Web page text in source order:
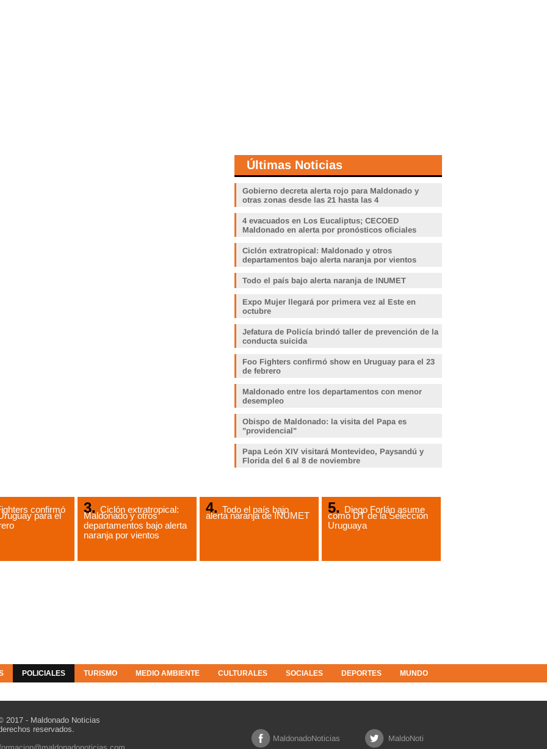
Últimas Noticias
Gobierno decreta alerta rojo para Maldonado y
otras zonas desde las 21 hasta las 4
4 evacuados en Los Eucaliptus; CECOED
Maldonado en alerta por pronósticos oficiales
Ciclón extratropical: Maldonado y otros
departamentos bajo alerta naranja por vientos
Todo el país bajo alerta naranja de INUMET
Expo Mujer llegará por primera vez al Este en
octubre
Jefatura de Policía brindó taller de prevención de la
conducta suicida
Foo Fighters confirmó show en Uruguay para el 23
de febrero
Maldonado entre los departamentos con menor
desempleo
Obispo de Maldonado: la visita del Papa es
"providencial"
Papa León XIV visitará Montevideo, Paysandú y
Florida del 6 al 8 de noviembre
confirmó
para el
Ciclón extratropical:
Maldonado y otros
departamentos bajo alerta
naranja por vientos
Todo el país bajo
alerta naranja de INUMET
Diego Forlán asume
como DT de la Selección
Uruguaya
POLICIALES TURISMO MEDIO AMBIENTE CULTURALES SOCIALES DEPORTES MUNDO
2017 - Maldonado Noticias
reservados.
MaldonadoNoticias MaldoNoti